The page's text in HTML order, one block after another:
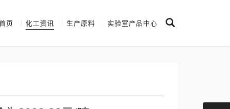
页 化工资讯 生产原料 实验室产品中心